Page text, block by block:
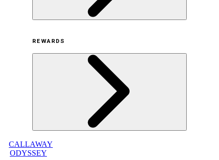
オンラインストア利用規約
プライバシーポリシー
特定商取引法に基づく表示
古物営業法に基づく表示
REWARDS
CALLAWAY
ODYSSEY